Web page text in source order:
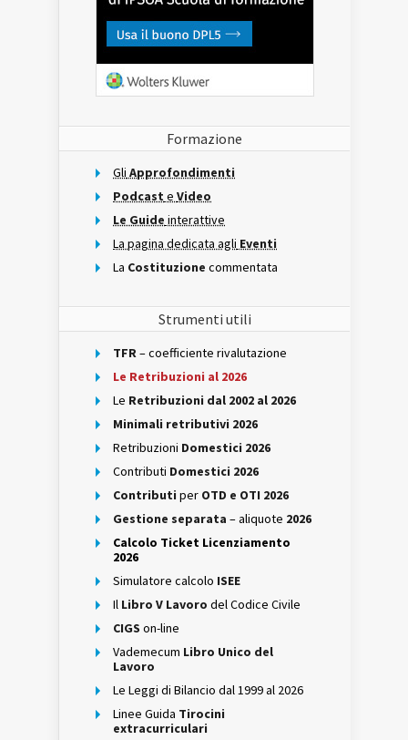
Formazione
Gli Approfondimenti
Podcast e Video
Le Guide interattive
La pagina dedicata agli Eventi
La Costituzione commentata
Strumenti utili
TFR– coefficiente rivalutazione
Le Retribuzioni al 2026
Le Retribuzioni dal 2002 al 2026
Minimali retributivi 2026
Retribuzioni Domestici 2026
Contributi Domestici 2026
Contributi per OTD e OTI 2026
Gestione separata – aliquote 2026
Calcolo Ticket Licenziamento
2026
Simulatore calcolo ISEE
Il Libro V Lavoro del Codice Civile
CIGS on-line
Vademecum Libro Unico del
Lavoro
Le Leggi di Bilancio dal 1999 al 2026
Linee Guida Tirocini
extracurriculari